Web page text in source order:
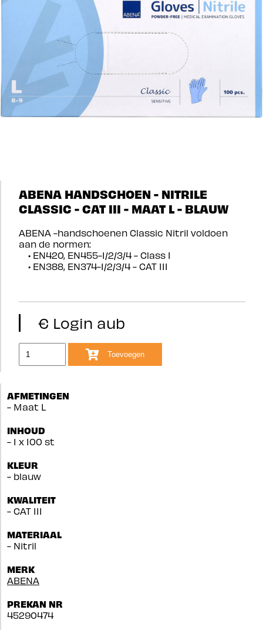
ABENA HANDSCHOEN - NITRILE
CLASSIC - CAT III - MAAT L - BLAUW
ABENA -handschoenen Classic Nitril voldoen
aan de normen:
• EN420, EN455-1/2/3/4 - Class I
• EN388, EN374-1/2/3/4 - CAT III
€ Login aub
Toevoegen
AFMETINGEN
- Maat L
INHOUD
- 1 x 100 st
KLEUR
- blauw
KWALITEIT
- CAT III
MATERIAAL
- Nitril
MERK
ABENA
PREKAN NR
45290474